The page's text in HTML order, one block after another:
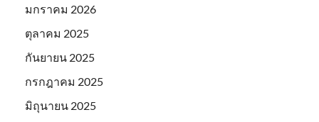
มกราคม 2026
ตุลาคม 2025
กันยายน 2025
กรกฎาคม 2025
มิถุนายน 2025